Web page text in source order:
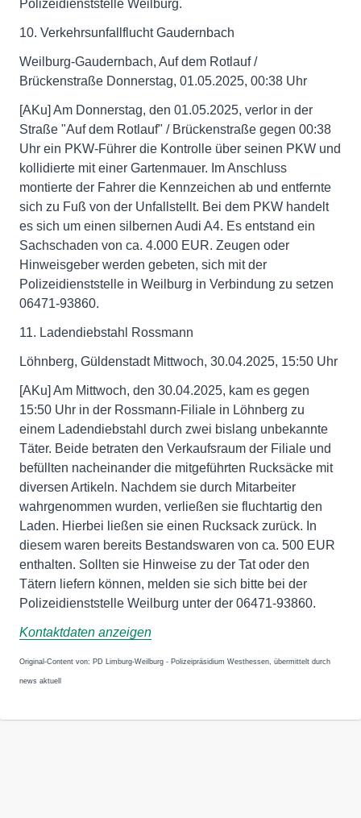
Polizeidienststelle Weilburg.
10. Verkehrsunfallflucht Gaudernbach
Weilburg-Gaudernbach, Auf dem Rotlauf /
Brückenstraße Donnerstag, 01.05.2025, 00:38 Uhr
[AKu] Am Donnerstag, den 01.05.2025, verlor in der
Straße "Auf dem Rotlauf" / Brückenstraße gegen 00:38
Uhr ein PKW-Führer die Kontrolle über seinen PKW und
kollidierte mit einer Gartenmauer. Im Anschluss
montierte der Fahrer die Kennzeichen ab und entfernte
sich zu Fuß von der Unfallstellt. Bei dem PKW handelt
es sich um einen silbernen Audi A4. Es entstand ein
Sachschaden von ca. 4.000 EUR. Zeugen oder
Hinweisgeber werden gebeten, sich mit der
Polizeidienststelle in Weilburg in Verbindung zu setzen
06471-93860.
11. Ladendiebstahl Rossmann
Löhnberg, Güldenstadt Mittwoch, 30.04.2025, 15:50 Uhr
[AKu] Am Mittwoch, den 30.04.2025, kam es gegen
15:50 Uhr in der Rossmann-Filiale in Löhnberg zu
einem Ladendiebstahl durch zwei bislang unbekannte
Täter. Beide betraten den Verkaufsraum der Filiale und
befüllten nacheinander die mitgeführten Rucksäcke mit
diversen Artikeln. Nachdem sie durch Mitarbeiter
wahrgenommen wurden, verließen sie fluchtartig den
Laden. Hierbei ließen sie einen Rucksack zurück. In
diesem waren bereits Bestandswaren von ca. 500 EUR
enthalten. Sollten sie Hinweise zu der Tat oder den
Tätern liefern können, melden sie sich bitte bei der
Polizeidienststelle Weilburg unter der 06471-93860.
Kontaktdaten anzeigen
Original-Content von: PD Limburg-Weilburg - Polizeipräsidium Westhessen, übermittelt durch
news aktuell